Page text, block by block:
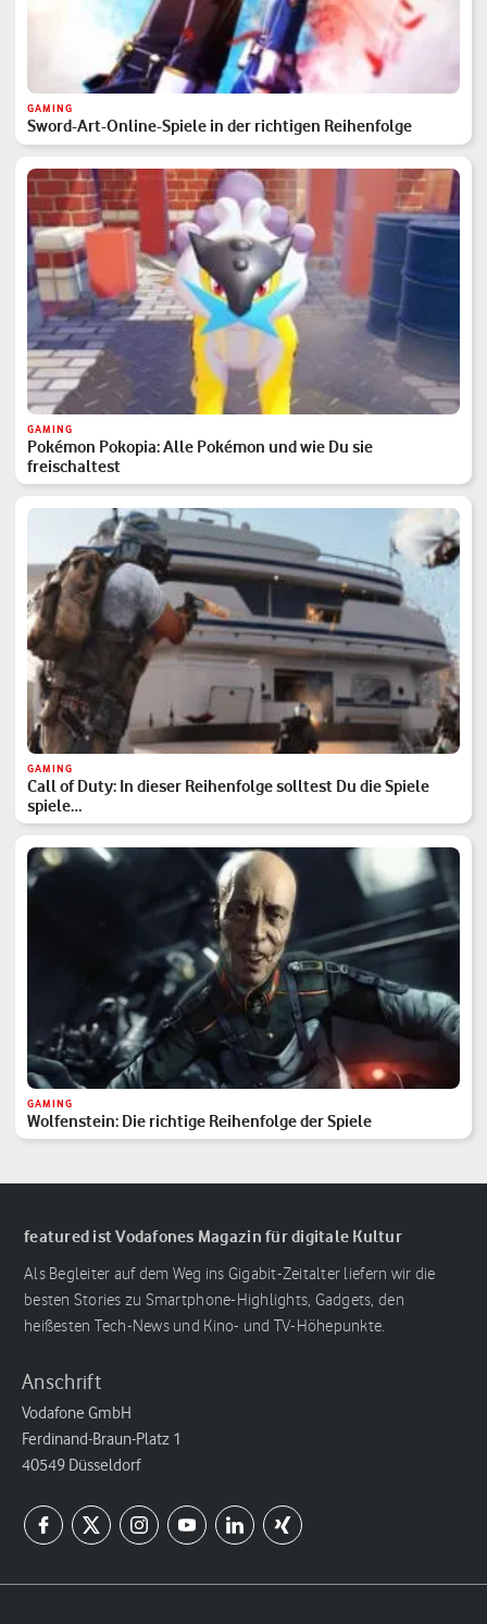
GAMING
Sword-Art-Online-Spiele in der richtigen Reihenfolge
GAMING
Pokémon Pokopia: Alle Pokémon und wie Du sie
freischaltest
GAMING
Call of Duty: In dieser Reihenfolge solltest Du die Spiele
spiele…
GAMING
Wolfenstein: Die richtige Reihenfolge der Spiele
featured ist Vodafones Magazin für digitale Kultur
Als Begleiter auf dem Weg ins Gigabit-Zeitalter liefern wir die
besten Stories zu Smartphone-Highlights, Gadgets, den
heißesten Tech-News und Kino- und TV-Höhepunkte.
Anschrift
Vodafone GmbH
Ferdinand-Braun-Platz 1
40549 Düsseldorf